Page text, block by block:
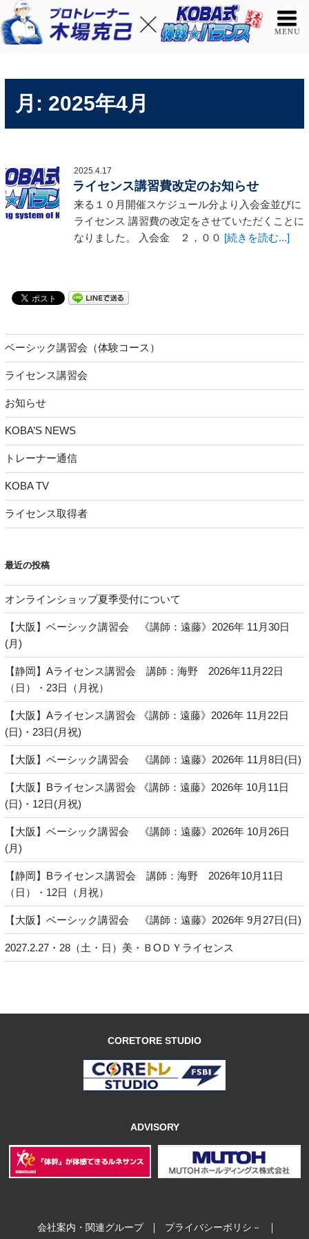
月: 2025年4月
2025.4.17
ライセンス講習費改定のお知らせ
来る１０月開催スケジュール分より入会金並びに
ライセンス 講習費の改定をさせていただくことに
なりました。 入会金 ２，００ [続きを読む...]
ベーシック講習会（体験コース）
ライセンス講習会
お知らせ
KOBA’S NEWS
トレーナー通信
KOBA TV
ライセンス取得者
最近の投稿
オンラインショップ夏季受付について
【大阪】ベーシック講習会 《講師：遠藤》2026年 11月30日
(月)
【静岡】Aライセンス講習会 講師：海野 2026年11月22日
（日）・23日（月祝）
【大阪】Aライセンス講習会 《講師：遠藤》2026年 11月22日
(日)・23日(月祝)
【大阪】ベーシック講習会 《講師：遠藤》2026年 11月8日(日)
【大阪】Bライセンス講習会 《講師：遠藤》2026年 10月11日
(日)・12日(月祝)
【大阪】ベーシック講習会 《講師：遠藤》2026年 10月26日
(月)
【静岡】Bライセンス講習会 講師：海野 2026年10月11日
（日）・12日（月祝）
【大阪】ベーシック講習会 《講師：遠藤》2026年 9月27日(日)
2027.2.27・28（土・日）美・ＢОＤＹライセンス
CORETORE STUDIO
ADVISORY
会社案内・関連グループ ｜ プライバシーポリシ－ ｜